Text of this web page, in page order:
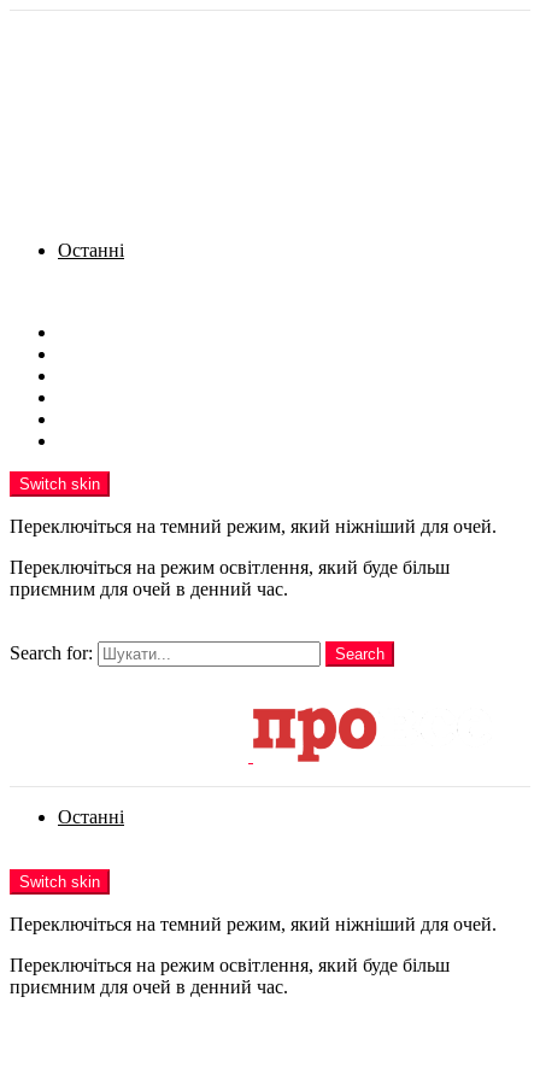
Останні
Switch skin
Переключіться на темний режим, який ніжніший для очей.
Переключіться на режим освітлення, який буде більш
приємним для очей в денний час.
Search for:
Search
Останні
Switch skin
Переключіться на темний режим, який ніжніший для очей.
Переключіться на режим освітлення, який буде більш
приємним для очей в денний час.